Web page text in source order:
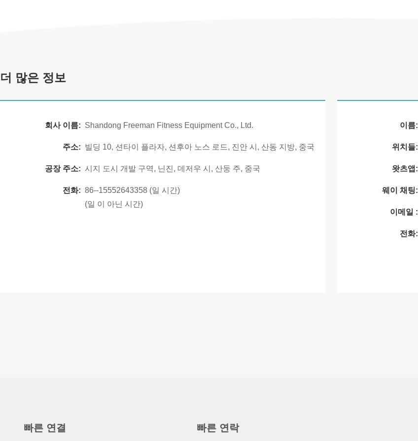
더 많은 정보
회사 이름: Shandong Freeman Fitness Equipment Co., Ltd.
주소: 빌딩 10, 션타이 플라자, 션후아 노스 로드, 진안 시, 산동 지방, 중국
공장 주소: 시지 도시 개발 구역, 닌진, 데저우 시, 산둥 주, 중국
전화: 86--15552643358 (일 시간)
(일 이 아닌 시간)
이름:
위치들:
왓츠앱:
웨이 채팅:
이메일 :
전화:
빠른 연결 빠른 연락